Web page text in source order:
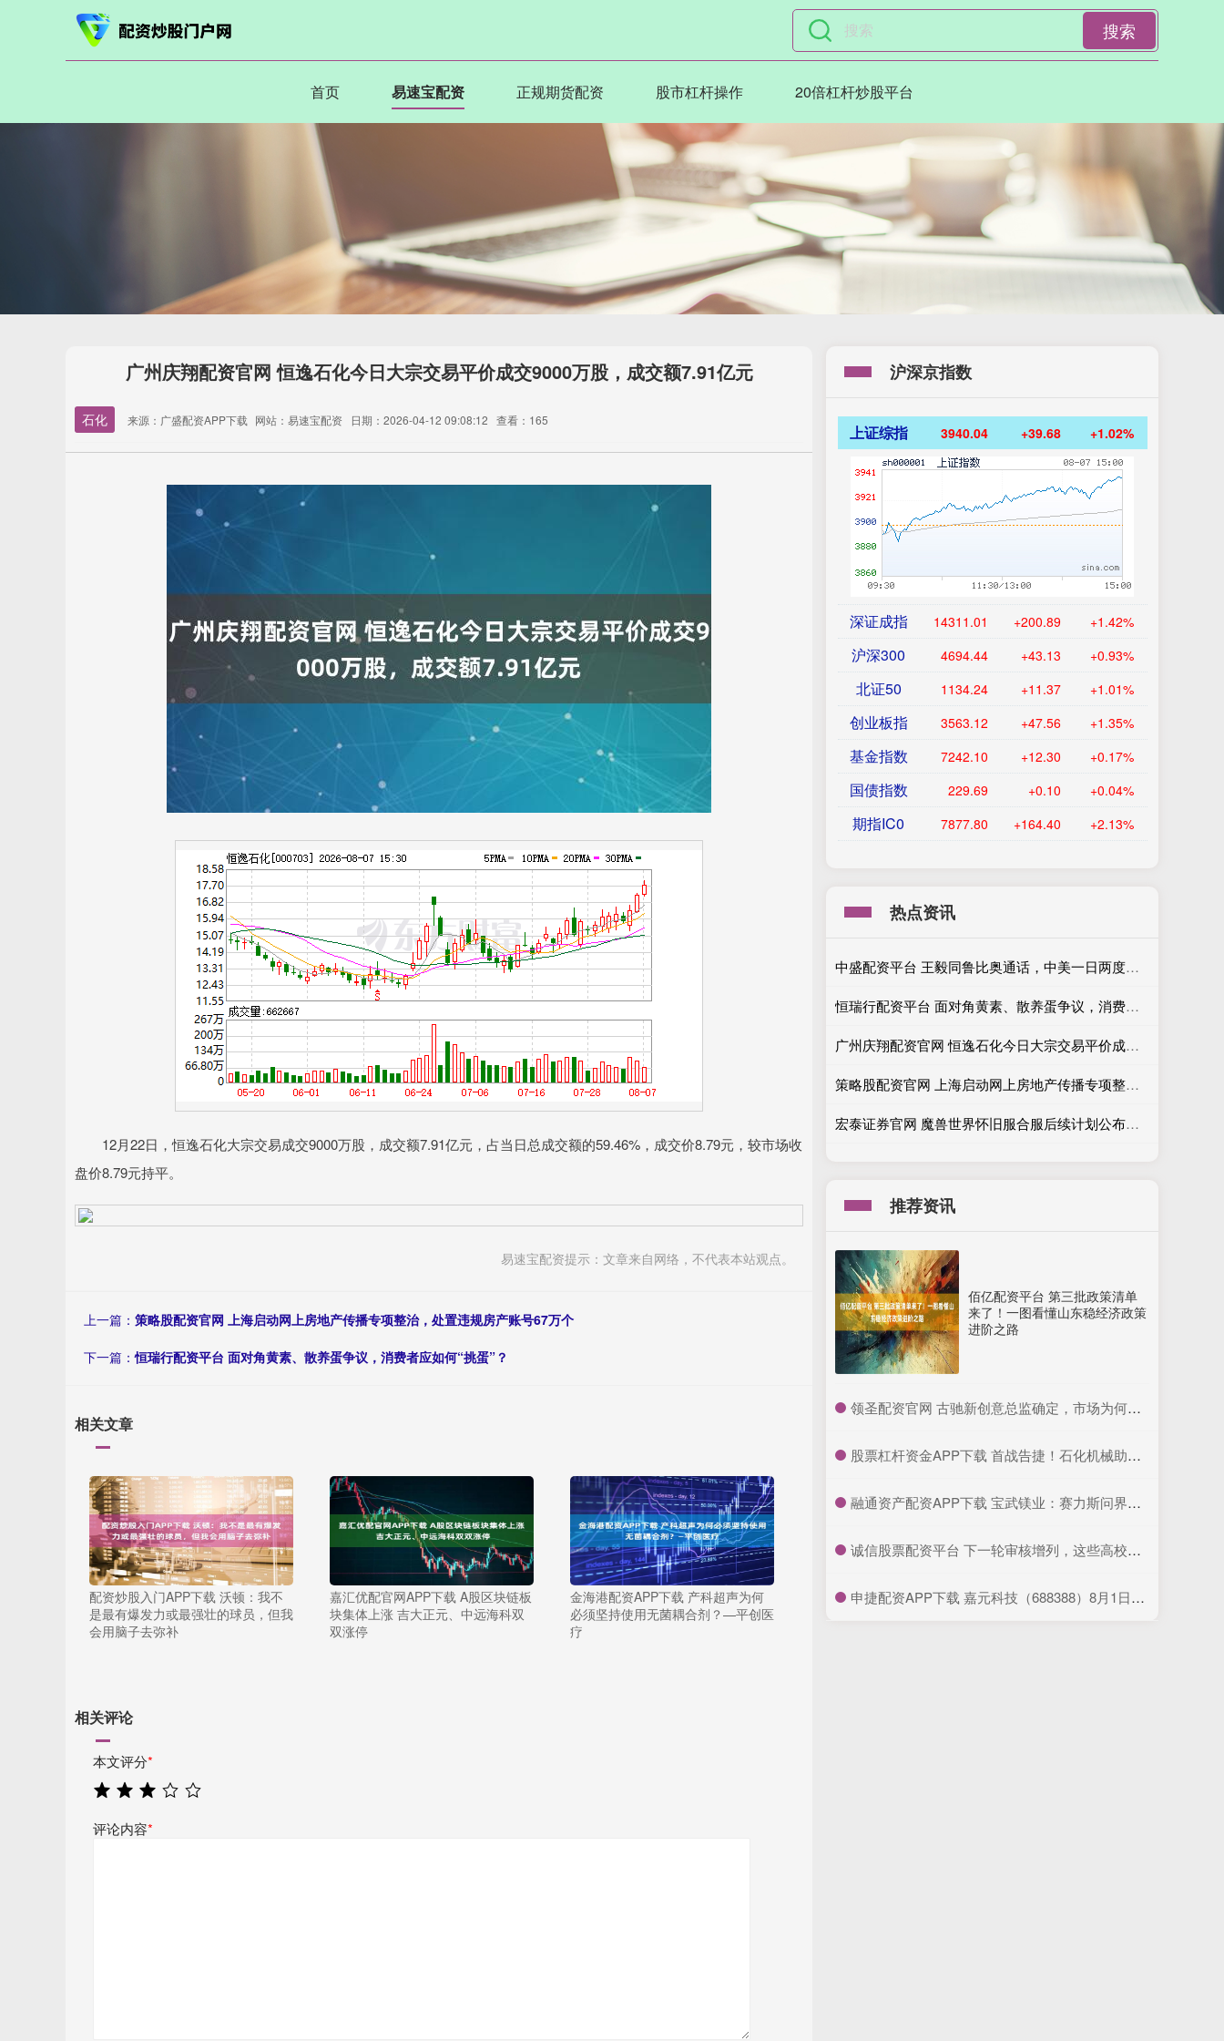
搜索
首页 易速宝配资 正规期货配资 股市杠杆操作 20倍杠杆炒股平台
广州庆翔配资官网 恒逸石化今日大宗交易平价成交9000万股，成交额7.91亿元
石化 来源：广盛配资APP下载 网站：易速宝配资 日期：2026-04-12 09:08:12 查看：165
12月22日，恒逸石化大宗交易成交9000万股，成交额7.91亿元，占当日总成交额的59.46%，成交价8.79元，较市场收
盘价8.79元持平。
易速宝配资提示：文章来自网络，不代表本站观点。
上一篇： 策略股配资官网 上海启动网上房地产传播专项整治，处置违规房产账号67万个
下一篇：恒瑞行配资平台 面对角黄素、散养蛋争议，消费者应如何“挑蛋”？
相关文章
配资炒股入门APP下载 沃顿：我不
是最有爆发力或最强壮的球员，但我
会用脑子去弥补
嘉汇优配官网APP下载 A股区块链板
块集体上涨 吉大正元、中远海科双
双涨停
金海港配资APP下载 产科超声为何
必须坚持使用无菌耦合剂？—平创医
疗
相关评论
本文评分*
评论内容*
沪深京指数
上证综指 3940.04 +39.68 +1.02%
深证成指 14311.01 +200.89 +1.42%
沪深300 4694.44 +43.13 +0.93%
北证50 1134.24 +11.37 +1.01%
创业板指 3563.12 +47.56 +1.35%
基金指数 7242.10 +12.30 +0.17%
国债指数 229.69 +0.10 +0.04%
期指IC0 7877.80 +164.40 +2.13%
热点资讯
中盛配资平台 王毅同鲁比奥通话，中美一日两度磋商，美方释放合作积极信号
恒瑞行配资平台 面对角黄素、散养蛋争议，消费者应如何“挑蛋”？
广州庆翔配资官网 恒逸石化今日大宗交易平价成交9000万股，成交额7.91亿元
策略股配资官网 上海启动网上房地产传播专项整治，处置违规房产账号67万个
宏泰证券官网 魔兽世界怀旧服合服后续计划公布：强制阵营平衡将至，小号建号窗口开启！
推荐资讯
佰亿配资平台 第三批政策清单
来了！一图看懂山东稳经济政策
进阶之路
​领圣配资官网 古驰新创意总监确定，市场为何不买账致母公司股价大跌？
​股票杠杆资金APP下载 首战告捷！石化机械助力中国石化中东首个钻井大包项目高效完钻
​融通资产配资APP下载 宝武镁业：赛力斯问界镁合金产品均为公司提供 单车用量已达20Kg以上
​诚信股票配资平台 下一轮审核增列，这些高校，有望晋级！_申博_建设_学位点
​申捷配资APP下载 嘉元科技（688388）8月1日主力资金净买入128.32万元